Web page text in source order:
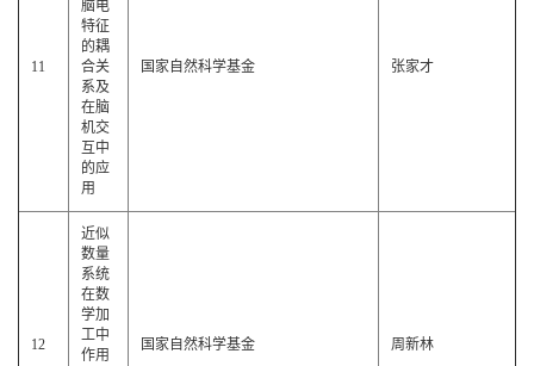
11
脑电
特征
的耦
合关
系及
在脑
机交
互中
的应
用
国家自然科学基金 张家才
12
近似
数量
系统
在数
学加
工中
作用
国家自然科学基金 周新林